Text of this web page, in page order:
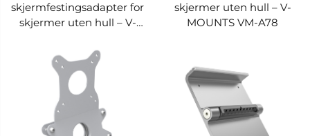
skjermfestingsadapter for
skjermer uten hull – V-
skjermer uten hull – V-
MOUNTS VM-A78